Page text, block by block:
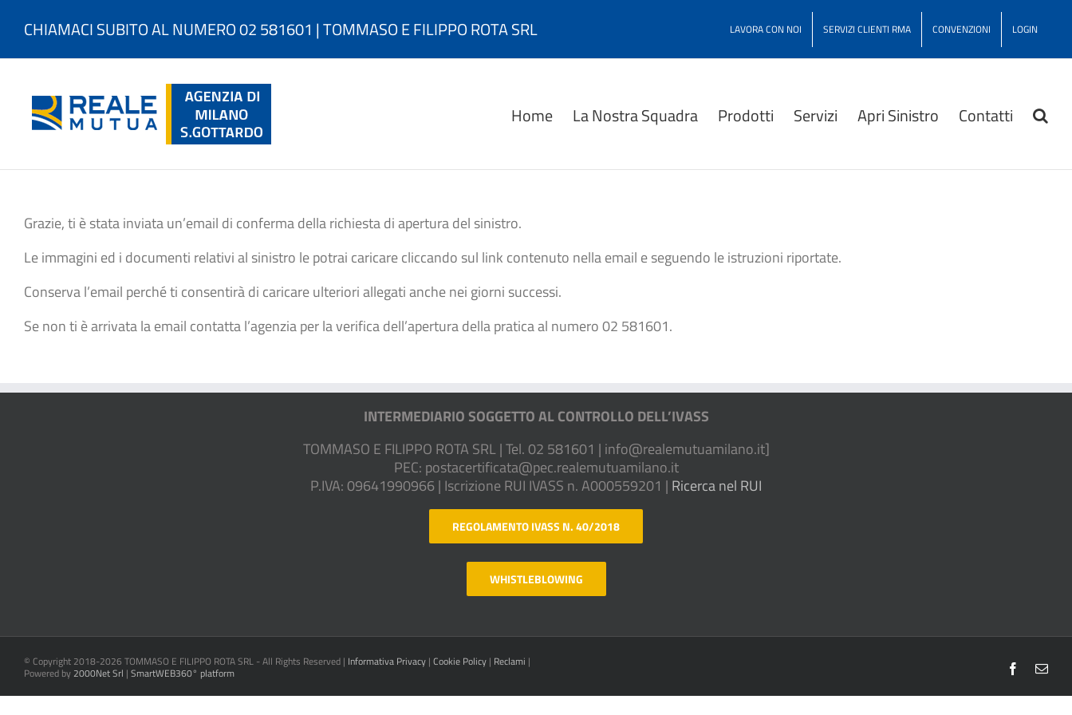
CHIAMACI SUBITO AL NUMERO 02 581601 | TOMMASO E FILIPPO ROTA SRL LAVORA CON NOI SERVIZI CLIENTI RMA CONVENZIONI LOGIN
Home La Nostra Squadra Prodotti Servizi Apri Sinistro Contatti
Grazie, ti è stata inviata un’email di conferma della richiesta di apertura del sinistro.
Le immagini ed i documenti relativi al sinistro le potrai caricare cliccando sul link contenuto nella email e seguendo le istruzioni riportate.
Conserva l’email perché ti consentirà di caricare ulteriori allegati anche nei giorni successi.
Se non ti è arrivata la email contatta l’agenzia per la verifica dell’apertura della pratica al numero 02 581601.
INTERMEDIARIO SOGGETTO AL CONTROLLO DELL’IVASS
TOMMASO E FILIPPO ROTA SRL | Tel. 02 581601 | info@realemutuamilano.it]
PEC: postacertificata@pec.realemutuamilano.it
P.IVA: 09641990966 | Iscrizione RUI IVASS n. A000559201 | Ricerca nel RUI
REGOLAMENTO IVASS N. 40/2018
WHISTLEBLOWING
© Copyright 2018-2026 TOMMASO E FILIPPO ROTA SRL - All Rights Reserved | Informativa Privacy | Cookie Policy | Reclami |
Powered by 2000Net Srl | SmartWEB360° platform Facebook